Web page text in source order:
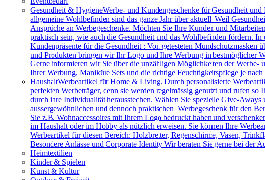
Gesundheit & HygieneWerbe- und Kundengeschenke für Gesundheit
allgemeine Wohlbefinden sind das ganze Jahr über aktuell. Weil
Ansprüche an Werbegeschenke. Möchten Sie Ihre Kunden und
praktisch sein, wie auch die Gesundheit und das Wohlbefinden fördern.
Kundenpräsente für die Gesundheit : Von getesteten
und Produkten bringen wir Ihr Logo und Ihre Werbung in bestmöglicher
Gerne informieren wir Sie über die unzähligen Möglichkeiten der
Ihrer Werbung, Maniküre Sets und die richtige Feuchtigkeitspflege je
HaushaltWerbeartikel für Home & Living. Durch personalisierte
perfekten Werbeträger, denn sie werden regelmässig genutzt und rufen
durch ihre Individualität herausstechen. Wählen Sie spezielle Give-
aussergewöhnlichen und dennoch praktischen Werbegeschenk für den
Sie z.B. Wohnaccessoires mit Ihrem Logo bedruckt haben und
im Haushalt oder im Hobby als nützlich erweisen. Sie können Ihre
Werbeartikel für diesen Bereich: Holzbretter, Regenschirme, Vasen,
Besondere Anlässe und Corporate Identity Wir beraten Sie gerne bei der
Heimtextilien
Kinder & Spielen
Kunst & Kultur